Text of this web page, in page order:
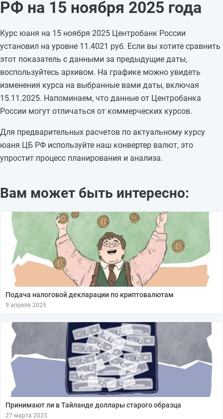
11.11.2025
11,3506
-0,0055
11,3561
09.11.2025
11,3561
—
08.11.2025
11,3561
-0,0113
07.11.2025
11,3674
+0,0312
06.11.2025
11,3362
+0,0913
05.11.2025
11,2449
—
04.11.2025
11,2449
—
03.11.2025
11,2449
—
01.11.2025
РФ на 15 ноября 2025 года
Курс юаня на 15 ноября 2025 Центробанк России
установил на уровне 11.4021 руб. Если вы хотите сравнить
этот показатель с данными за предыдущие даты,
воспользуйтесь архивом. На графике можно увидеть
изменения курса на выбранные вами даты, включая
15.11.2025. Напоминаем, что данные от Центробанка
России могут отличаться от коммерческих курсов.
Для предварительных расчетов по актуальному курсу
юаня ЦБ РФ используйте наш конвертер валют, это
упростит процесс планирования и анализа.
Вам может быть интересно:
Подача налоговой декларации по криптовалютам
9 апреля 2025
Принимают ли в Тайланде доллары старого образца
27 марта 2025